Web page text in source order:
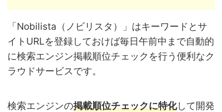
「Nobilista（ノビリスタ）」はキーワードとサ
イトURLを登録しておけば毎日午前中まで自動的
に検索エンジン掲載順位チェックを行う便利なク
ラウドサービスです。
検索エンジンの掲載順位チェックに特化して開発